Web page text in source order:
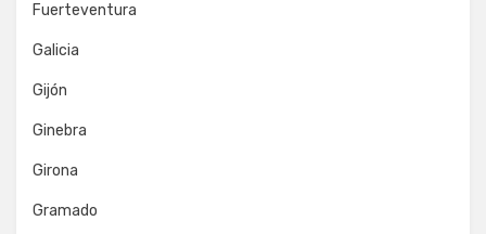
Fuerteventura
Galicia
Gijón
Ginebra
Girona
Gramado